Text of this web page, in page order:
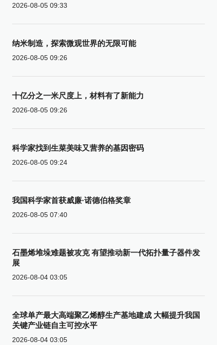
2026-08-05 09:33
纳米制造，探索微观世界的无限可能
2026-08-05 09:26
十亿分之一米尺度上，材料有了新能力
2026-08-05 09:26
科学家找到生菜美味又营养的基因密码
2026-08-05 09:24
我国科学家首获威廉·诺德伯格奖章
2026-08-05 07:40
石墨烯堆垛难题被攻克 有望推动新一代拓扑量子器件发
展
2026-08-04 03:05
全球单产最大高端聚乙烯醇生产基地建成 大幅提升我国
关键产业链自主可控水平
2026-08-04 03:05